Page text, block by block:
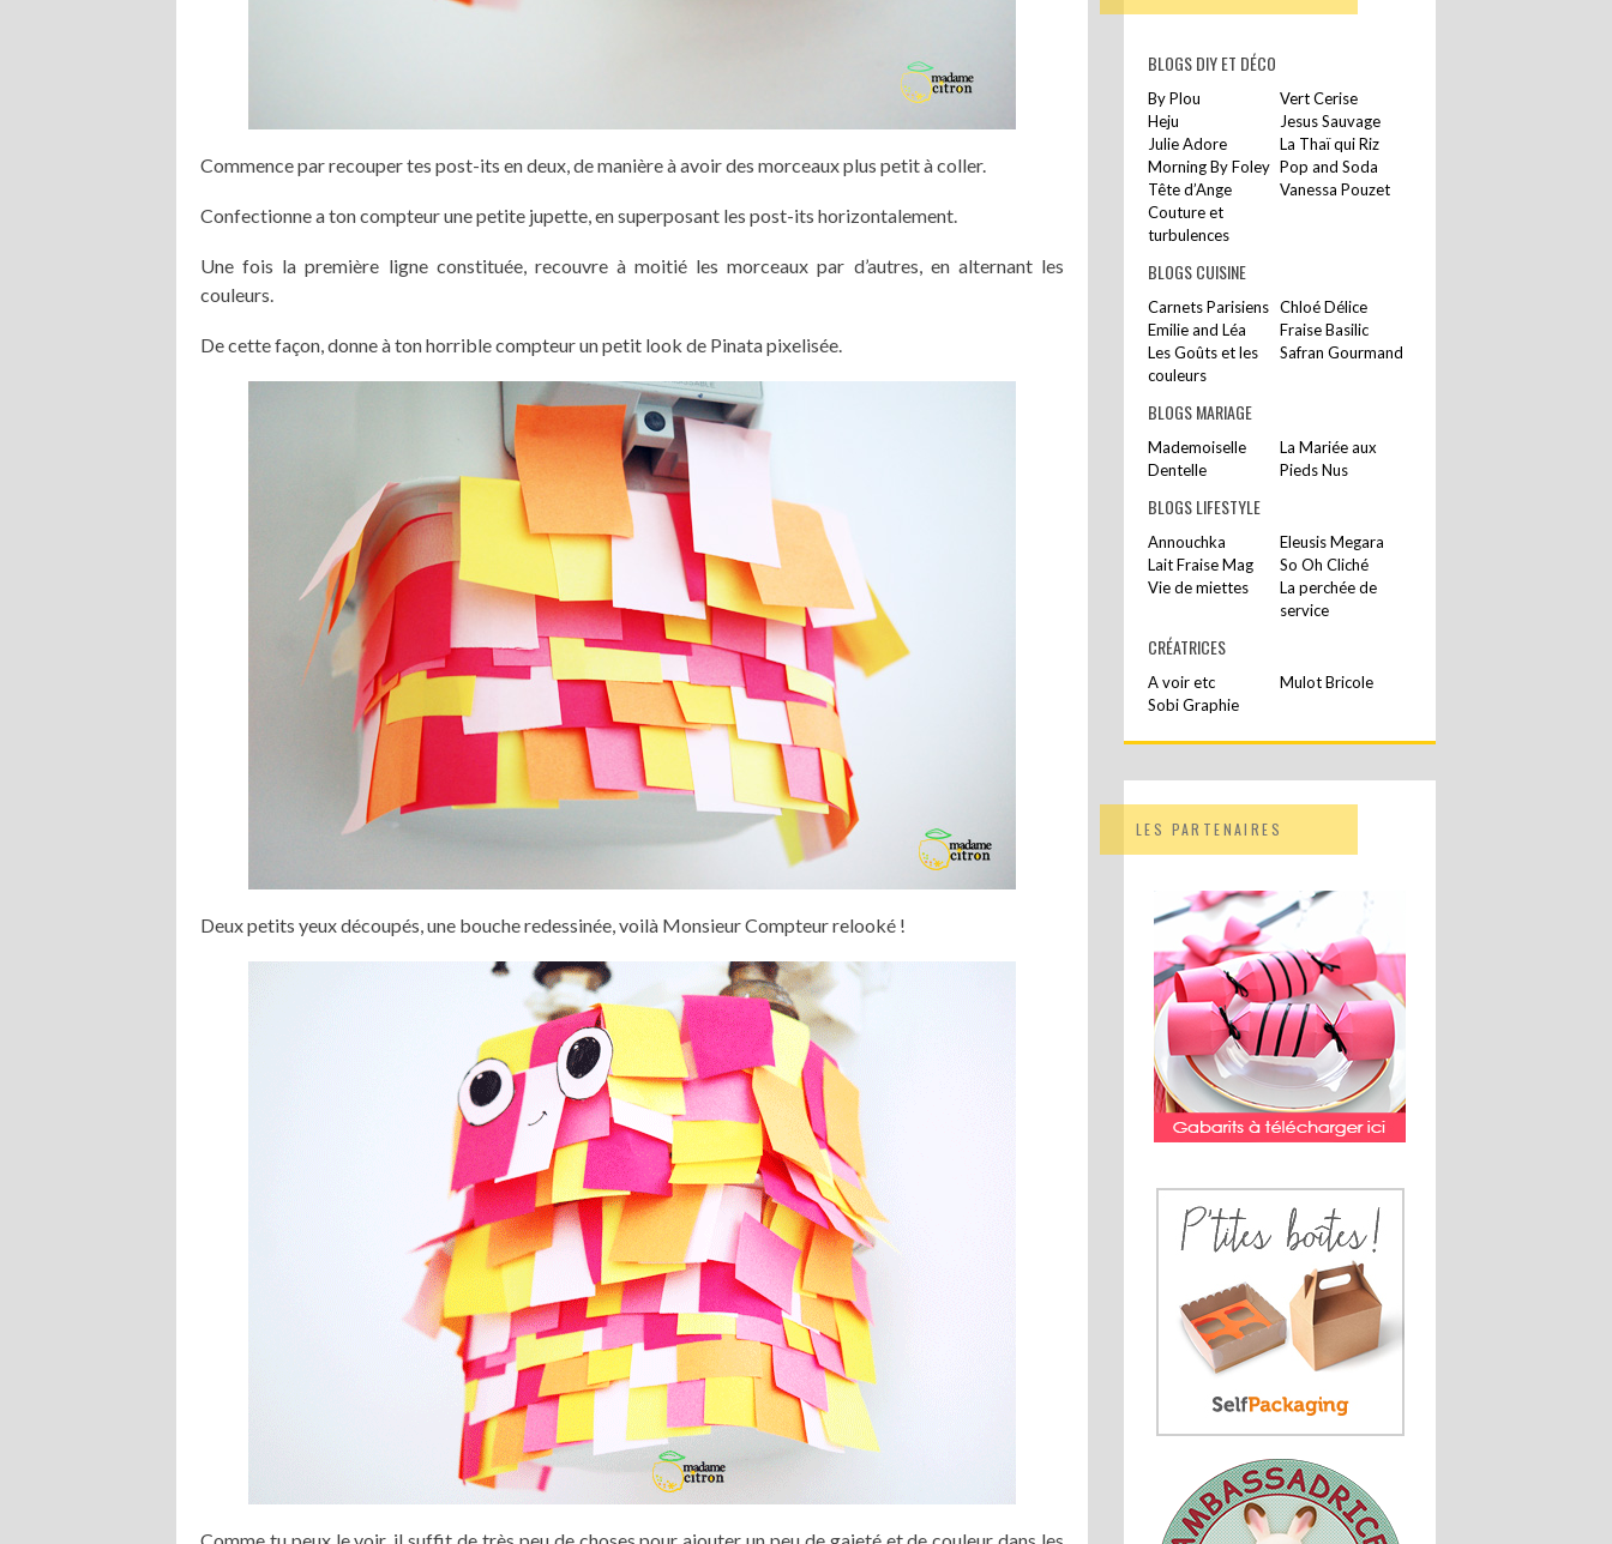
Commence par recouper tes post-its en deux, de manière à avoir des morceaux plus petit à coller.
Confectionne a ton compteur une petite jupette, en superposant les post-its horizontalement.
Une fois la première ligne constituée, recouvre à moitié les morceaux par d’autres, en alternant les
couleurs.
De cette façon, donne à ton horrible compteur un petit look de Pinata pixelisée.
Deux petits yeux découpés, une bouche redessinée, voilà Monsieur Compteur relooké !
BLOGS DIY ET DÉCO
By Plou
Vert Cerise
Heju
Jesus Sauvage
Julie Adore
La Thaï qui Riz
Morning By Foley Pop and Soda
Tête d’Ange
Vanessa Pouzet
Couture et
turbulences
BLOGS CUISINE
Carnets Parisiens Chloé Délice
Emilie and Léa
Fraise Basilic
Les Goûts et les
couleurs
Safran Gourmand
BLOGS MARIAGE
Mademoiselle
Dentelle
La Mariée aux
Pieds Nus
BLOGS LIFESTYLE
Annouchka
Eleusis Megara
Lait Fraise Mag
So Oh Cliché
Vie de miettes
La perchée de
service
CRÉATRICES
A voir etc
Mulot Bricole
Sobi Graphie
LES PARTENAIRES